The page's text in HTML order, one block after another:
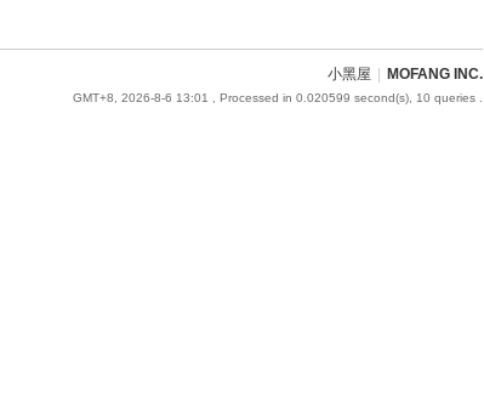
小黑屋 MOFANG INC.
GMT+8, 2026-8-6 13:01 , Processed in 0.020599 second(s), 10 queries .